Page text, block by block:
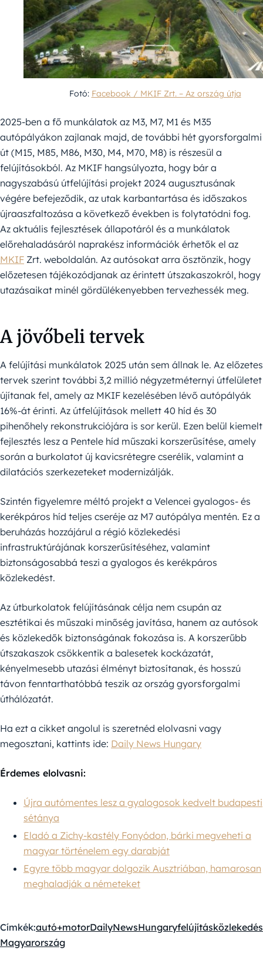
Fotó: Facebook / MKIF Zrt. – Az ország útja
2025-ben a fő munkálatok az M3, M7, M1 és M35
autópályákon zajlanak majd, de további hét gyorsforgalmi
út (M15, M85, M86, M30, M4, M70, M8) is részesül a
felújításokból. Az MKIF hangsúlyozta, hogy bár a
nagyszabású útfelújítási projekt 2024 augusztusának
végére befejeződik, az utak karbantartása és időszakos
újraaszfaltozása a következő években is folytatódni fog.
Az aktuális fejlesztések állapotáról és a munkálatok
előrehaladásáról naprakész információk érhetők el az
MKIF Zrt. weboldalán. Az autósokat arra ösztönzik, hogy
előzetesen tájékozódjanak az érintett útszakaszokról, hogy
utazásaikat minél gördülékenyebben tervezhessék meg.
A jövőbeli tervek
A felújítási munkálatok 2025 után sem állnak le. Az előzetes
tervek szerint további 3,2 millió négyzetméternyi útfelületet
újítanak fel, amely az MKIF kezelésében lévő autópályák
16%-át érinti. Az útfelújítások mellett 40 híd és 30
pihenőhely rekonstrukciójára is sor kerül. Ezen belül kiemelt
fejlesztés lesz a Pentele híd műszaki korszerűsítése, amely
során a burkolatot új kavicsrétegre cserélik, valamint a
dilatációs szerkezeteket modernizálják.
Szintén figyelemre méltó projekt a Velencei gyalogos- és
kerékpáros híd teljes cseréje az M7 autópálya mentén. Ez a
beruházás hozzájárul a régió közlekedési
infrastruktúrájának korszerűsítéséhez, valamint
biztonságosabbá teszi a gyalogos és kerékpáros
közlekedést.
Az útburkolatok felújításának célja nem csupán az
esztétikai és műszaki minőség javítása, hanem az autósok
és közlekedők biztonságának fokozása is. A korszerűbb
útszakaszok csökkentik a balesetek kockázatát,
kényelmesebb utazási élményt biztosítanak, és hosszú
távon fenntarthatóbbá teszik az ország gyorsforgalmi
úthálózatát.
Ha ezt a cikket angolul is szeretnéd elolvasni vagy
megosztani, kattints ide: Daily News Hungary
Érdemes elolvasni:
Újra autómentes lesz a gyalogosok kedvelt budapesti
sétánya
Eladó a Zichy-kastély Fonyódon, bárki megveheti a
magyar történelem egy darabját
Egyre több magyar dolgozik Ausztriában, hamarosan
meghaladják a németeket
Címkék:autó+motorDailyNewsHungaryfelújításközlekedés
Magyarország